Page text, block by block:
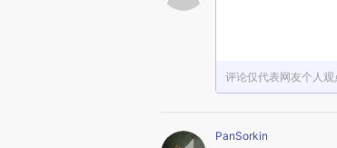
评论仅代表网友个人
PanSorkin